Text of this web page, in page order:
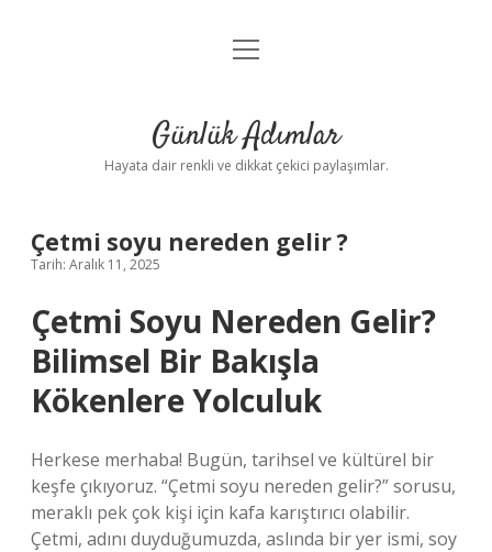
Anasayfa
Yasal Uyarı
menüyü
Günlük Adımlar
Hayata dair renkli ve dikkat çekici paylaşımlar.
Çetmi soyu nereden gelir ?
Tarih: Aralık 11, 2025
Çetmi Soyu Nereden Gelir?
Bilimsel Bir Bakışla
Kökenlere Yolculuk
Herkese merhaba! Bugün, tarihsel ve kültürel bir
keşfe çıkıyoruz. “Çetmi soyu nereden gelir?” sorusu,
meraklı pek çok kişi için kafa karıştırıcı olabilir.
Çetmi, adını duyduğumuzda, aslında bir yer ismi, soy